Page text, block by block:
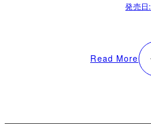
発売日:
Read More